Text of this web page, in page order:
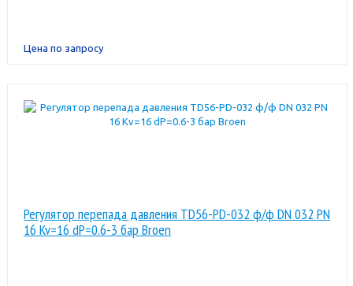
Цена по запросу
Регулятор перепада давления TD56-PD-032 ф/ф DN 032 PN
16 Kv=16 dP=0.6-3 бар Broen